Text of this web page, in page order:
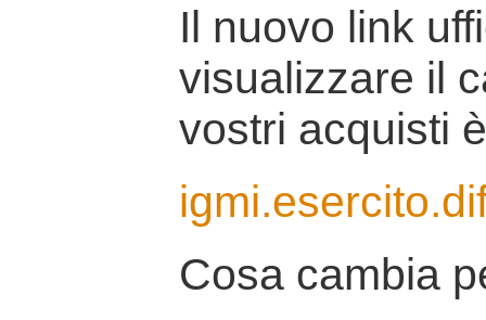
Il nuovo link
visualizzare il
vostri acquisti
Cosa cambia